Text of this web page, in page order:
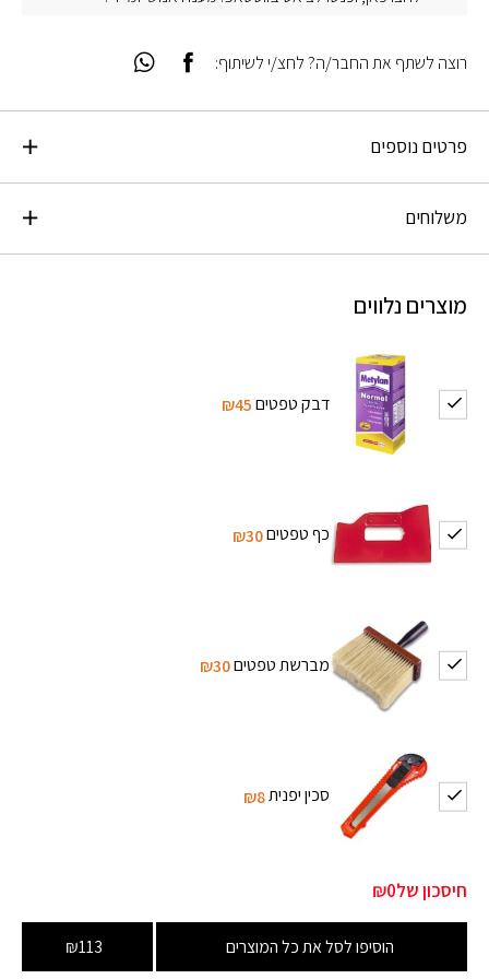
פרטים נוספים
משלוחים
מוצרים נלווים
דבק טפטים₪45
כף טפטים₪30
מברשת טפטים₪30
סכין יפנית₪8
חיסכון של₪0
הוסיפו לסל את כל המוצרים ₪113
רוצה לשתף את החבר/ה? לחצ/י לשיתוף: